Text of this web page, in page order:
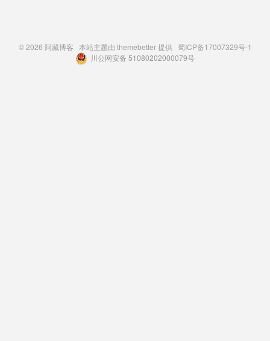
© 2026 阿藏博客 本站主题由 themebetter提供 蜀ICP备17007329号-1
川公网安备 51080202000079号